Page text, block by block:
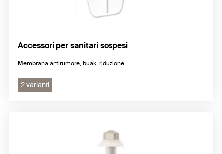
Accessori per sanitari sospesi
Membrana antirumore, buak, riduzione
2 varianti